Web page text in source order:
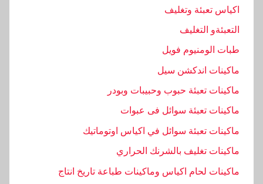
اكياس تعبئة وتغليف
التعبئةو التغليف
طبات الومنيوم فويل
ماكينات اندكشن سيل
ماكينات تعبئة حبوب وحبيبات وبودر
ماكينات تعبئة سوائل فى عبوات
ماكينات تعبئة سوائل في اكياس اوتوماتيك
ماكينات تغليف بالشرنك الحراري
ماكينات لحام اكياس وماكينات طباعة تاريخ انتاج